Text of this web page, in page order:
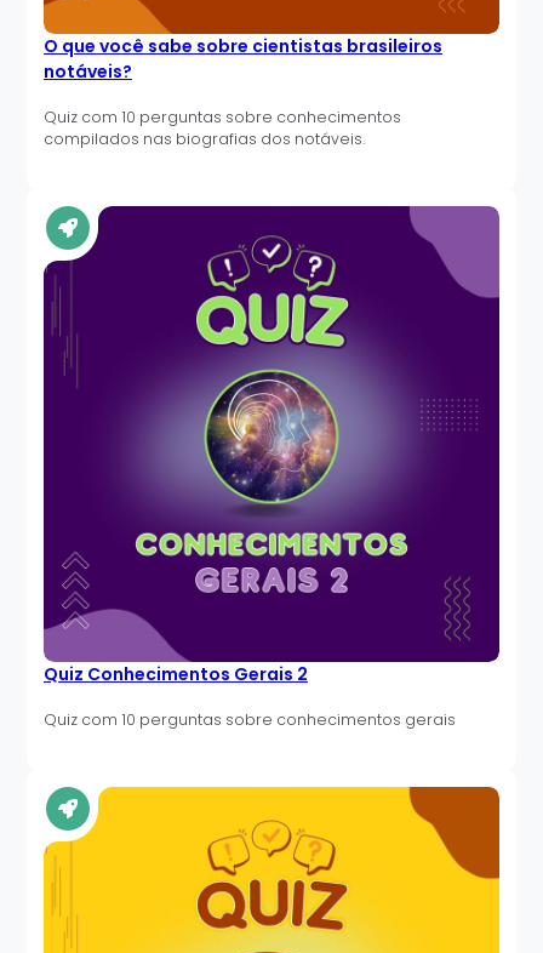
O que você sabe sobre cientistas brasileiros
notáveis?
Quiz com 10 perguntas sobre conhecimentos
compilados nas biografias dos notáveis.
Quiz Conhecimentos Gerais 2
Quiz com 10 perguntas sobre conhecimentos gerais